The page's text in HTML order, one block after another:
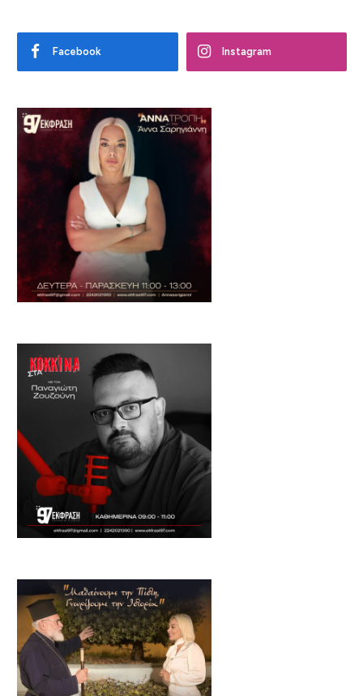
Facebook Instagram